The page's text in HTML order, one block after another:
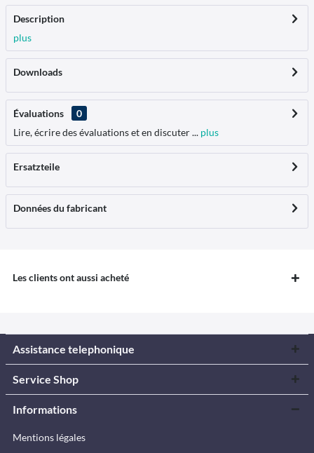
Description
plus
Downloads
Évaluations
0
Lire, écrire des évaluations et en discuter ... plus
Ersatzteile
Données du fabricant
Les clients ont aussi acheté
Assistance telephonique
Service Shop
Informations
Mentions légales